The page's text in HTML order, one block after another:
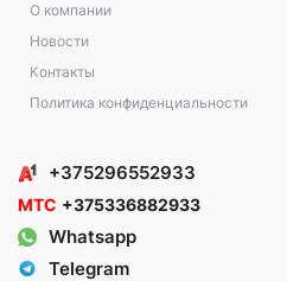
О компании
Новости
Контакты
Политика конфиденциальности
+375296552933
МТС +375336882933
Whatsapp
Telegram